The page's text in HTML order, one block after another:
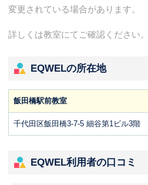
変更されている場合があります。
詳しくは教室にてご確認ください。
EQWELの所在地
飯田橋駅前教室
千代田区飯田橋3-7-5 細谷第1ビル3階
EQWEL利用者の口コミ